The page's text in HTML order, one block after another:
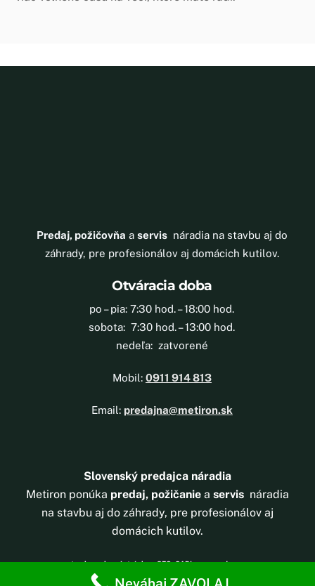
Predaj, požičovňa a servisnáradia na stavbu aj do
záhrady, pre profesionálov aj domácich kutilov.
Otváracia doba
po – pia: 7:30 hod. – 18:00 hod.
sobota: 7:30 hod. – 13:00 hod.
nedeľa: zatvorené
Mobil: 0911 914 813
Email: predajna@metiron.sk
Slovenský predajca náradia
Metiron ponúka predaj, požičanie a servis náradia
na stavbu aj do záhrady, pre profesionálov aj
domácich kutilov.
tvorba webovej stránkyaSEO,CAPI–wooacademy